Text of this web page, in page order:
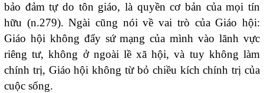
bảo đảm tự do tôn giáo, là quyền cơ bản của mọi tín
hữu (n.279). Ngài cũng nói về vai trò của Giáo hội:
Giáo hội không đẩy sứ mạng của mình vào lãnh vực
riêng tư, không ở ngoài lề xã hội, và tuy không làm
chính trị, Giáo hội không từ bỏ chiều kích chính trị của
cuộc sống.